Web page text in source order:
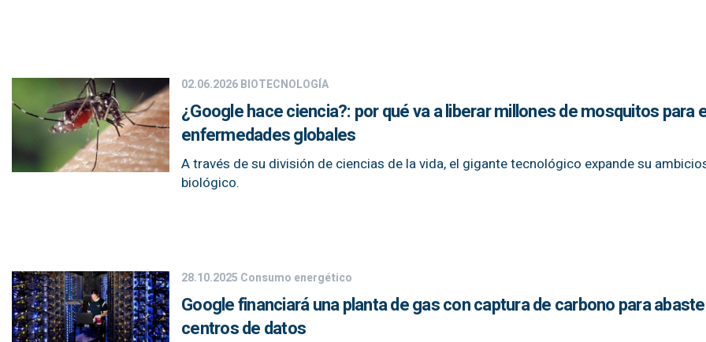
02.06.2026BIOTECNOLOGÍA
¿Google hace ciencia?: por qué va a liberar millones de mosquitos para
enfermedades globales
A través de su división de ciencias de la vida, el gigante tecnológico expande su
biológico.
28.10.2025 Consumo energético
Google financiará una planta de gas con captura de carbono para
centros de datos